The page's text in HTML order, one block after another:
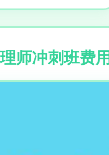
师冲刺班费